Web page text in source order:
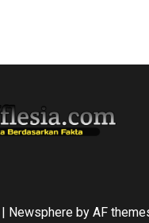
Newsphereby AF